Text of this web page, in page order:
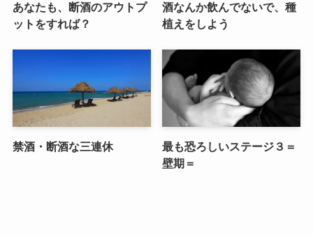
あなたも、断酒のアウトプ
ットをすれば？
酒なんか飲んでないで、種
植えをしよう
禁酒・断酒な三連休
最も恐ろしいステージ３＝
壁期＝